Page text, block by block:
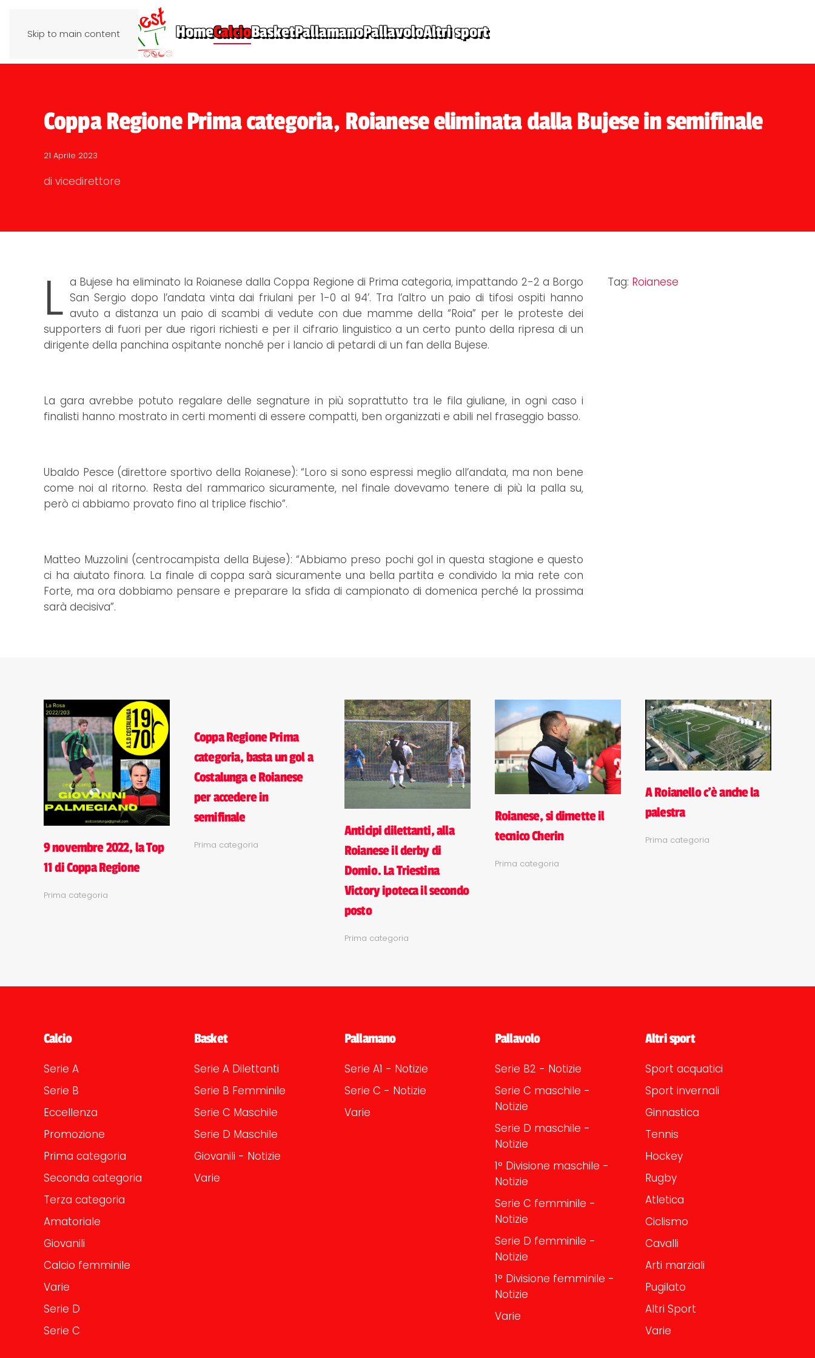
Skip to main content HomeCalcioBasketPallamanoPallavoloAltri sport
Coppa Regione Prima categoria, Roianese eliminata dalla Bujese in semifinale
21 Aprile 2023
di vicedirettore
L a Bujese ha eliminato la Roianese dalla Coppa Regione di Prima categoria, impattando 2-2 a Borgo
San Sergio dopo l’andata vinta dai friulani per 1-0 al 94’. Tra l’altro un paio di tifosi ospiti hanno
avuto a distanza un paio di scambi di vedute con due mamme della “Roia” per le proteste dei
supporters di fuori per due rigori richiesti e per il cifrario linguistico a un certo punto della ripresa di un
dirigente della panchina ospitante nonché per i lancio di petardi di un fan della Bujese.
La gara avrebbe potuto regalare delle segnature in più soprattutto tra le fila giuliane, in ogni caso i
finalisti hanno mostrato in certi momenti di essere compatti, ben organizzati e abili nel fraseggio basso.
Ubaldo Pesce (direttore sportivo della Roianese): “Loro si sono espressi meglio all’andata, ma non bene
come noi al ritorno. Resta del rammarico sicuramente, nel finale dovevamo tenere di più la palla su,
però ci abbiamo provato fino al triplice fischio”.
Matteo Muzzolini (centrocampista della Bujese): “Abbiamo preso pochi gol in questa stagione e questo
ci ha aiutato finora. La finale di coppa sarà sicuramente una bella partita e condivido la mia rete con
Forte, ma ora dobbiamo pensare e preparare la sfida di campionato di domenica perché la prossima
sarà decisiva”.
Tag: Roianese
9 novembre 2022, la Top
11 di Coppa Regione
Prima categoria
Coppa Regione Prima
categoria, basta un gol a
Costalunga e Roianese
per accedere in
semifinale
Prima categoria
Anticipi dilettanti, alla
Roianese il derby di
Domio. La Triestina
Victory ipoteca il secondo
posto
Prima categoria
Roianese, si dimette il
tecnico Cherin
Prima categoria
A Roianello c'è anche la
palestra
Prima categoria
Calcio
Serie A
Serie B
Eccellenza
Promozione
Prima categoria
Seconda categoria
Terza categoria
Amatoriale
Giovanili
Calcio femminile
Varie
Serie D
Serie C
Basket
Serie A Dilettanti
Serie B Femminile
Serie C Maschile
Serie D Maschile
Giovanili - Notizie
Varie
Pallamano
Serie A1 - Notizie
Serie C - Notizie
Varie
Pallavolo
Serie B2 - Notizie
Serie C maschile -
Notizie
Serie D maschile -
Notizie
1° Divisione maschile -
Notizie
Serie C femminile -
Notizie
Serie D femminile -
Notizie
1° Divisione femminile -
Notizie
Varie
Altri sport
Sport acquatici
Sport invernali
Ginnastica
Tennis
Hockey
Rugby
Atletica
Ciclismo
Cavalli
Arti marziali
Pugilato
Altri Sport
Varie